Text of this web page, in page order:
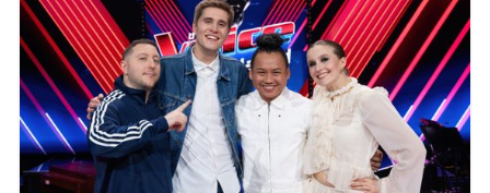
syventämistä. Ehdotetuille toimille on laadittu
alustavat toteutusaikataulut ja kustannusarviot sekä
vastuutahot. Suunnitelma sisältää myös erilliset
kuntakohtaiset yhteenvedot.